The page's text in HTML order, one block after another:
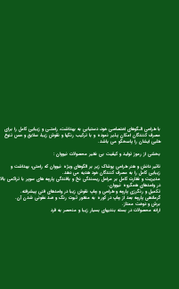
با طراحی الـگوهای اختصاصی خود، دستیابی به بهداشت، راحتـی و زیبایی كامل را برای
مصرف كنندگان امكان پذیر نموده و با تركیب رنگها و نقوش زیبا، سلایق و حس تنوع
طلبی ایشان را پاسخگو می باشد.
بخشی از رموز تولید و کیفیت بی نظیر محصولات نیووان :
تاثیر دانش و هنر طراحی پوشاک زیر بر الگوهای ویژه نیووان كه راحتی، بهداشت و
زیبایی کامل را به مصرف کنندگان خود هدیه می دهد.
مدیریت و نظارت کامل بر مراحل ريسندگی نخ و بافندگی پارچه های سوپر با تراکمی بالا
در واحدهای همگروه نیووان.
تکمیل و رنگرزی پارچه و طراحی و چاپ نقوش زیبا در واحدهای فنی پیشرفته.
گرمادهی پارچه بعد از چاپ در كوره به منظور ثبوت رنگ و ضد عفونی شدن آن.
برش و دوخت ممتاز.
ارائه محصولات در بسته بندیهای بسیار زیبا و منحصر به فرد